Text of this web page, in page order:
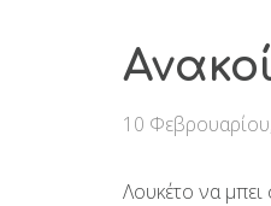
10
Λουκέτο να